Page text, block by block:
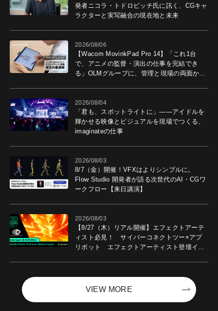
発者ニコラ・トドロビッチ氏に訊く、CGキャ
ラクターと実写融合の現在地と未来
2026/08/06
【Wacom MovinkPad Pro 14】「これ1台
で、アニメの監督・演出の仕事を完結でき
る」OLMグループに、管理と現場の両面から
2026/08/04
「君も、スポットライトに」――アイドルを
輝かせる映像とビジュアルを現場でつくる、
imaginateの仕事
2026/08/03
8/7（金）開催！VFXはよりシンプルに。
Flow Studio 開発者が語る次世代のAI・CGワ
ークフロー【来日講演】
2026/08/03
【8/27（木）リアル開催】エフェクトアーテ
ィスト必見！ サイバーコネクトツー×アプ
リボット エフェクトアーティスト登壇イベ
VIEW MORE